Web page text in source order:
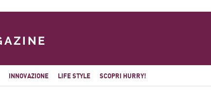
INNOVAZIONE LIFE STYLE SCOPRI HURRY!